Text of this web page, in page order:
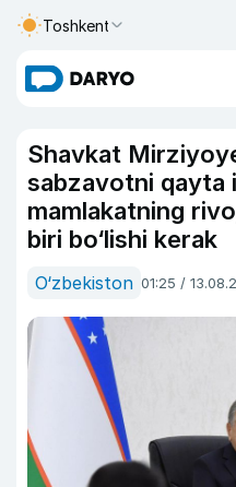
Toshkent
Shavkat
sabzavotni qayta
mamlakatning
biri bo‘lishi kerak
O‘zbekiston 01:25 /